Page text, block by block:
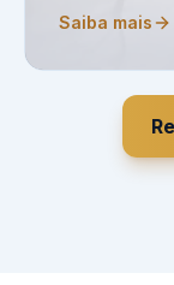
Saiba mais